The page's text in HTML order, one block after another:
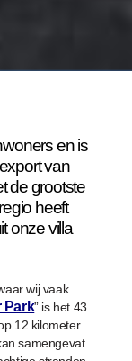
en is
van
de grootste
heeft
onze villa
wij vaak
Park” is het 43
12 kilometer
samengevat